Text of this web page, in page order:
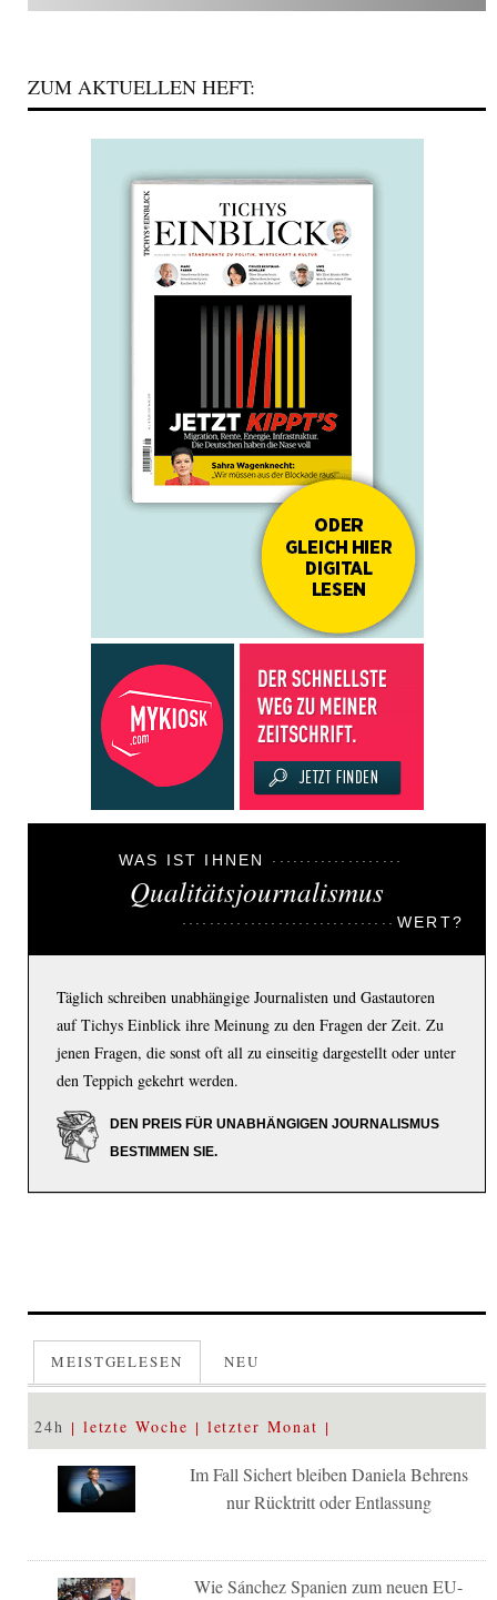
ZUM AKTUELLEN HEFT:
WAS IST IHNEN
Qualitätsjournalismus
WERT?
Täglich schreiben unabhängige Journalisten und Gastautoren
auf Tichys Einblick ihre Meinung zu den Fragen der Zeit. Zu
jenen Fragen, die sonst oft all zu einseitig dargestellt oder unter
den Teppich gekehrt werden.
DEN PREIS FÜR UNABHÄNGIGEN JOURNALISMUS
BESTIMMEN SIE.
MEISTGELESEN NEU
24h letzte Woche letzter Monat
Im Fall Sichert bleiben Daniela Behrens
nur Rücktritt oder Entlassung
Wie Sánchez Spanien zum neuen EU-